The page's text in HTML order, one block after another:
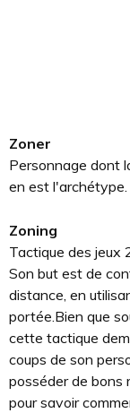
Zoner
Personnage dont
en est l'archétype.
Zoning
Tactique des jeux
Son but est de
distance, en
portée.Bien que
cette tactique
coups de son
posséder de bons
pour savoir